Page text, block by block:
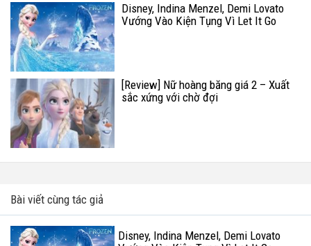
Disney, Indina Menzel, Demi Lovato
Vướng Vào Kiện Tụng Vì Let It Go
[Review] Nữ hoàng băng giá 2 – Xuất
sắc xứng với chờ đợi
Bài viết cùng tác giả
Disney, Indina Menzel, Demi Lovato